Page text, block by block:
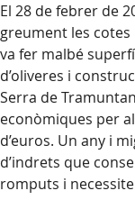
El 28 de febrer de
greument les
va fer malbé
d’oliveres i
Serra de
econòmiques per
d’euros. Un any i
d’indrets que
romputs i